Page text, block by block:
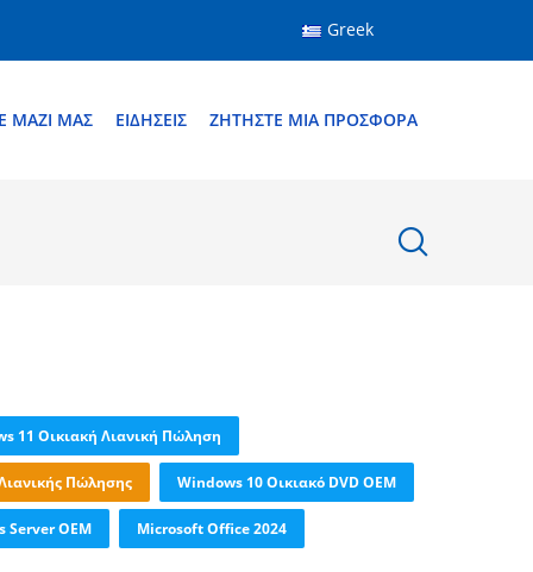
Greek
ΜΑΖΊ ΜΑΣ ΕΙΔΉΣΕΙΣ ΖΗΤΉΣΤΕ ΜΙΑ ΠΡΟΣΦΟΡΆ
11 Οικιακή Λιανική Πώληση
Πώλησης Windows 10 Οικιακό DVD OEM
Server OEM Microsoft Office 2024